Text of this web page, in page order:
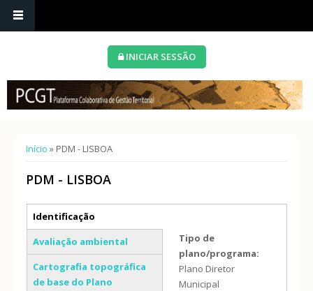
INICIAR SESSÃO
Está aqui
Início » PDM - LISBOA
PDM - LISBOA
Separadores verticais
Identificação
(separador ativo)
Avaliação ambiental
Cartografia topográfica
de base do Plano
Tipo de
plano/programa:
Plano Diretor
Municipal